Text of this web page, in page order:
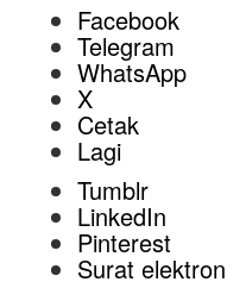
Facebook
Telegram
WhatsApp
X
Cetak
Lagi
Tumblr
LinkedIn
Pinterest
Surat